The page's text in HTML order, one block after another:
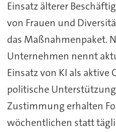
Einsatz älterer
von Frauen und
das Maßnahmenpaket.
Unternehmen nennt
Einsatz von KI als aktive
politische
Zustimmung erhalten
wöchentlichen statt